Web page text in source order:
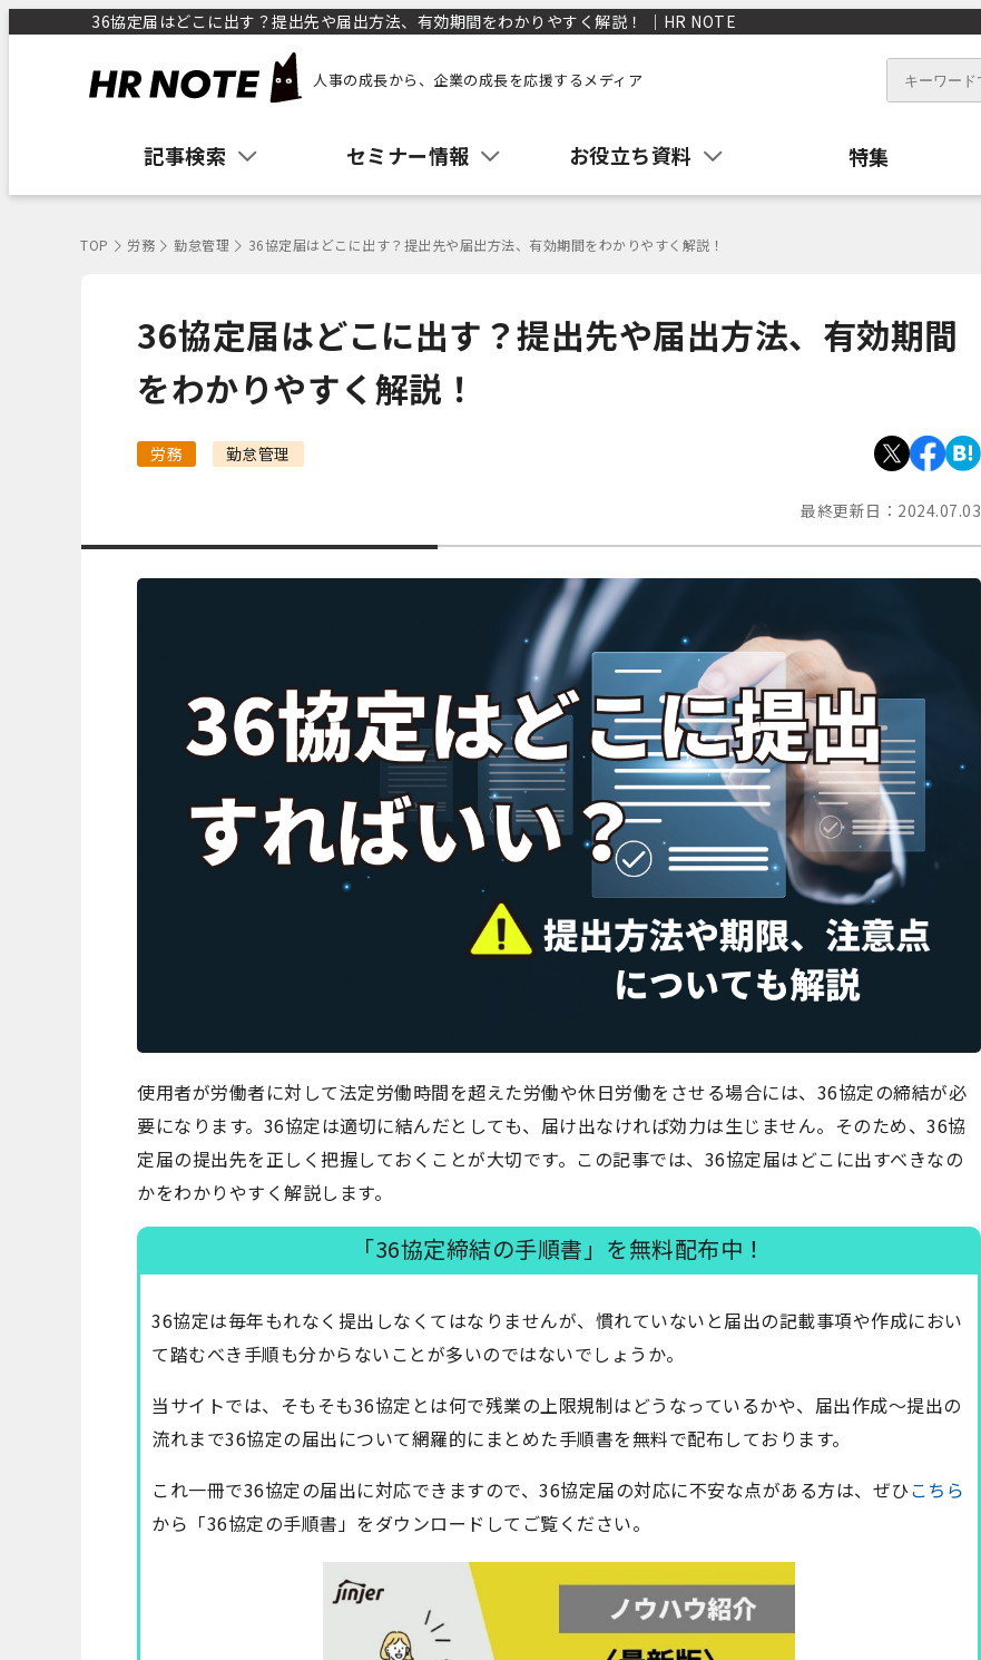
36協定届はどこに出す？提出先や届出方法、有効期間をわかりやすく解説！ ｜HR NOTE
人事の成長から、企業の成長を応援するメディア
記事検索 セミナー情報 お役立ち資料 特集
TOP 労務 勤怠管理 36協定届はどこに出す？提出先や届出方法、有効期間をわかりやすく解説！
36協定届はどこに出す？提出先や届出方法、有効期間
をわかりやすく解説！
労務 勤怠管理
最終更新日： 2024.07.03
使用者が労働者に対して法定労働時間を超えた労働や休日労働をさせる場合には、36協定の締結が必
要になります。36協定は適切に結んだとしても、届け出なければ効力は生じません。そのため、36協
定届の提出先を正しく把握しておくことが大切です。この記事では、36協定届はどこに出すべきなの
かをわかりやすく解説します。
「36協定締結の手順書」を無料配布中！
36協定は毎年もれなく提出しなくてはなりませんが、慣れていないと届出の記載事項や作成におい
て踏むべき手順も分からないことが多いのではないでしょうか。
当サイトでは、そもそも36協定とは何で残業の上限規制はどうなっているかや、届出作成～提出の
流れまで36協定の届出について網羅的にまとめた手順書を無料で配布しております。
これ一冊で36協定の届出に対応できますので、36協定届の対応に不安な点がある方は、ぜひこちら
から「36協定の手順書」をダウンロードしてご覧ください。